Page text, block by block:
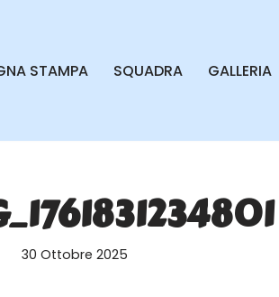
STAMPA SQUADRA GALLERIA
30 Ottobre 2025